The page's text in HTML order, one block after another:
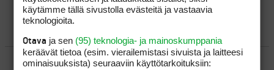
SÄÄNNÖT
käytämme tällä sivustolla evästeitä ja vastaavia
teknologioita.
Otava ja sen (95) teknologia- ja mainoskumppania
keräävät tietoa (esim. vierailemis­tasi sivuista ja laitteesi
ominaisuuk­sista) seuraaviin käyttötarkoituksiin: